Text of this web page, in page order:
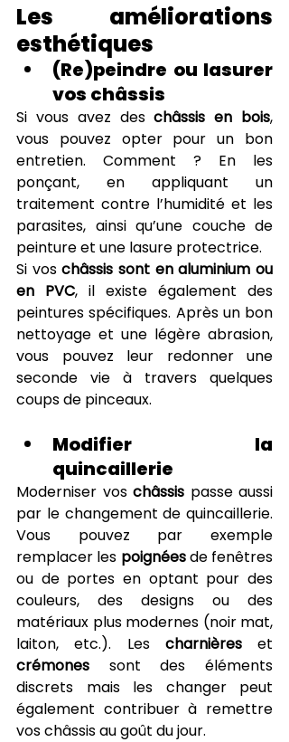
Les améliorations
esthétiques
(Re)peindre ou lasurer
vos châssis
Si vous avez des châssis en bois,
vous pouvez opter pour un bon
entretien. Comment ? En les
ponçant, en appliquant un
traitement contre l’humidité et les
parasites, ainsi qu’une couche de
peinture et une lasure protectrice.
Si vos châssis sont en aluminium ou
en PVC, il existe également des
peintures spécifiques. Après un bon
nettoyage et une légère abrasion,
vous pouvez leur redonner une
seconde vie à travers quelques
coups de pinceaux.
Modifier la
quincaillerie
Moderniser vos châssis passe aussi
par le changement de quincaillerie.
Vous pouvez par exemple
remplacer les poignées de fenêtres
ou de portes en optant pour des
couleurs, des designs ou des
matériaux plus modernes (noir mat,
laiton, etc.). Les charnières
crémones sont des éléments
discrets mais les changer peut
également contribuer à remettre
vos châssis au goût du jour.